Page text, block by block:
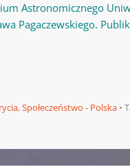
Astronomicznego
Pagaczewskiego.
,Społeczeństwo - Polska